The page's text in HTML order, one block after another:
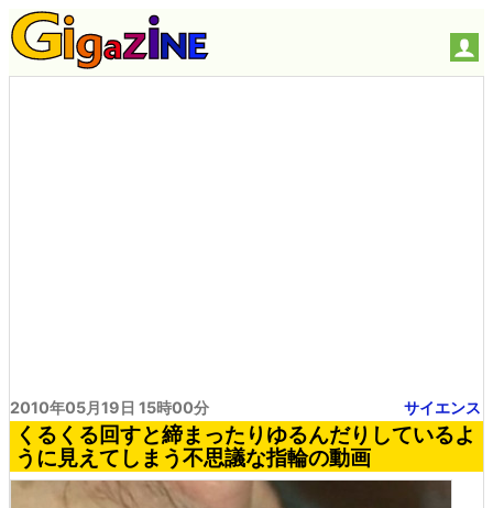
2010年05月19日 15時00分 サイエンス
くるくる回すと締まったりゆるんだりしているよ
うに見えてしまう不思議な指輪の動画